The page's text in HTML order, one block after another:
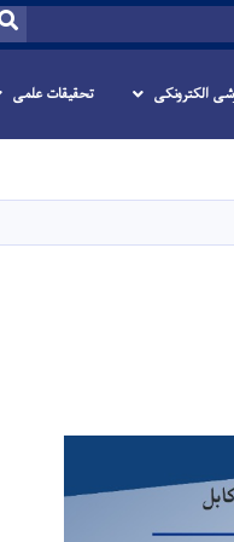
الکترونکی تحقیقات علمی